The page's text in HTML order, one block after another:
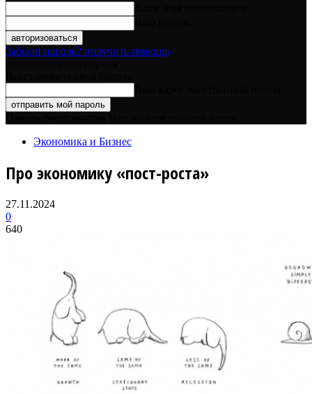
Забыли пароль? получить помощь
Экономика и Бизнес
Про экономику «пост-роста»
27.11.2024
0
640